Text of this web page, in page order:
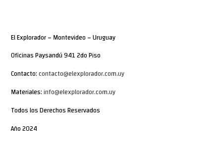
El Explorador – Montevideo – Uruguay
Oficinas Paysandú 941 2do Piso
Contacto:contacto@elexplorador.com.uy
Materiales:info@elexplorador.com.uy
Todos los Derechos Reservados
Año 2024